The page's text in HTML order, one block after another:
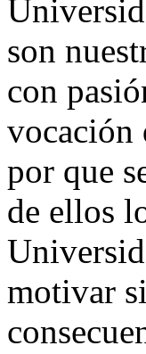
son
con
vocación
por que
de ellos
motivar